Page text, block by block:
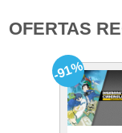
OFERTAS
-91%